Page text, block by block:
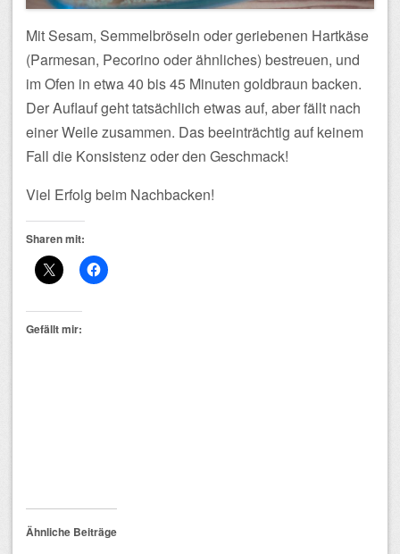
Mit Sesam, Semmelbröseln oder geriebenen Hartkäse
(Parmesan, Pecorino oder ähnliches) bestreuen, und
im Ofen in etwa 40 bis 45 Minuten goldbraun backen.
Der Auflauf geht tatsächlich etwas auf, aber fällt nach
einer Weile zusammen. Das beeinträchtig auf keinem
Fall die Konsistenz oder den Geschmack!
Viel Erfolg beim Nachbacken!
Sharen mit:
Gefällt mir:
Ähnliche Beiträge